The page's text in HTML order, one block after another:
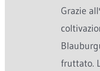
Grazie
fruttato.